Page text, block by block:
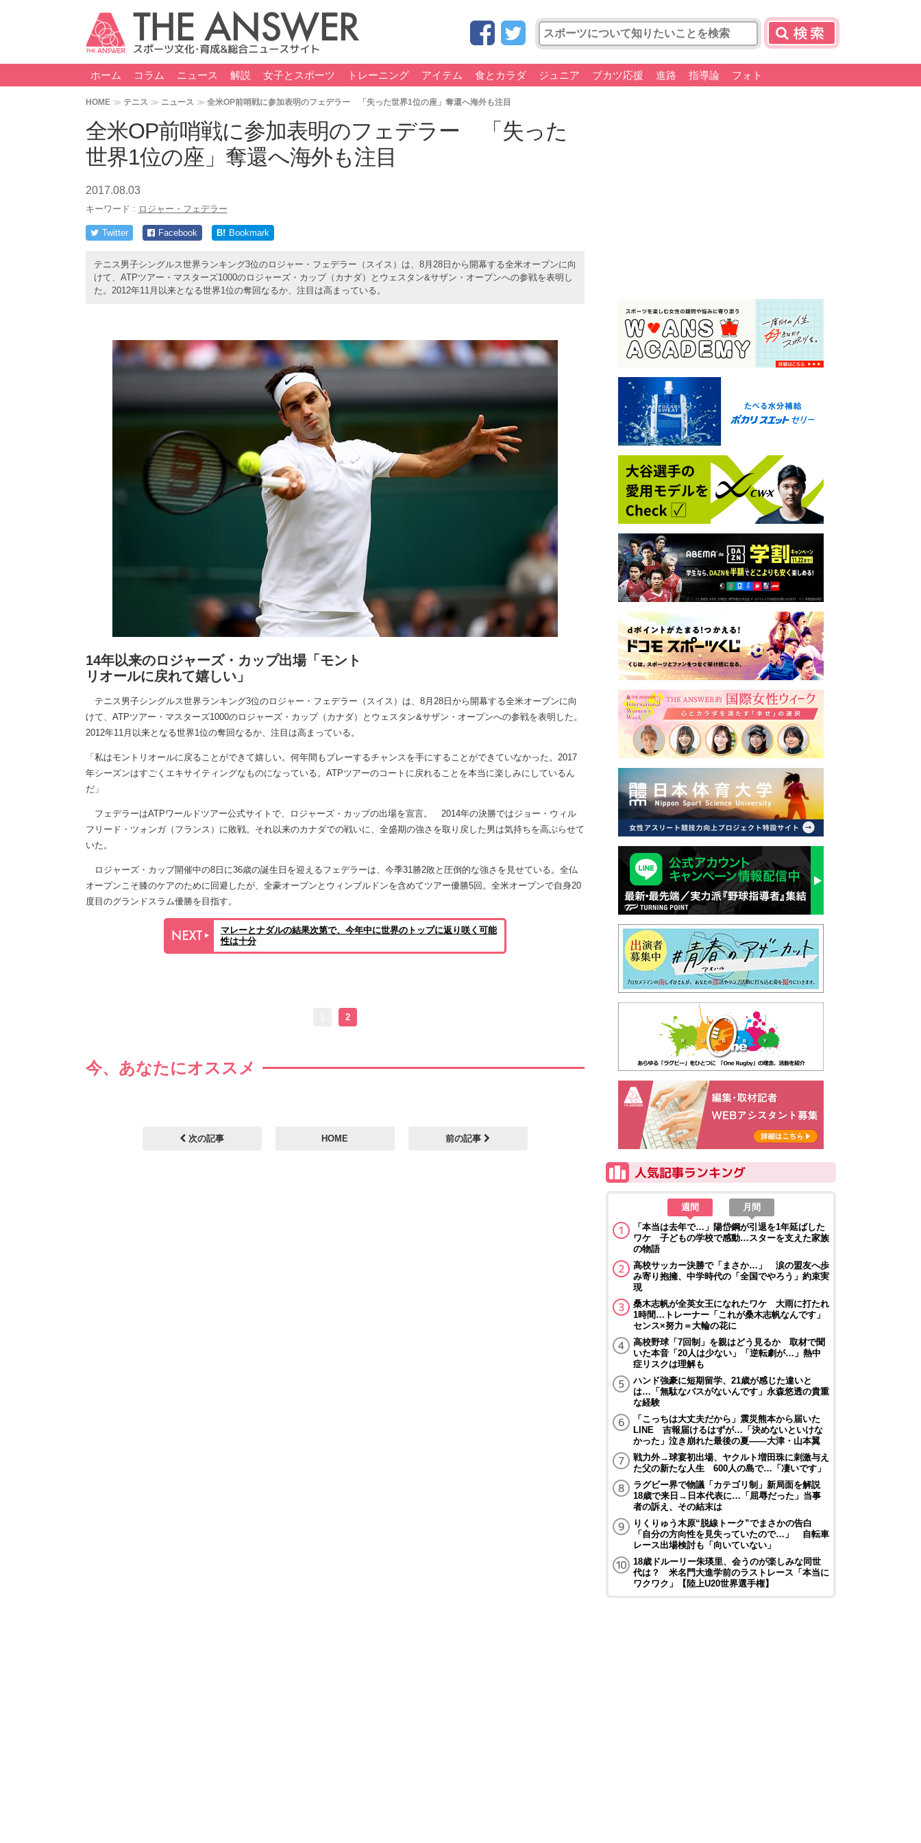
ホーム コラム ニュース 解説 女子とスポーツ トレーニング アイテム 食とカラダ ジュニア ブカツ応援 進路 指導論 フォト
HOME テニス ニュース 全米OP前哨戦に参加表明のフェデラー 「失った世界1位の座」奪還へ海外も注目
全米OP前哨戦に参加表明のフェデラー 「失った
世界1位の座」奪還へ海外も注目
2017.08.03
キーワード : ロジャー・フェデラー
Twitter Facebook B! Bookmark
テニス男子シングルス世界ランキング3位のロジャー・フェデラー（スイス）は、8月28日から開幕する全米オープンに向
けて、ATPツアー・マスターズ1000のロジャーズ・カップ（カナダ）とウェスタン&サザン・オープンへの参戦を表明し
た。2012年11月以来となる世界1位の奪回なるか、注目は高まっている。
14年以来のロジャーズ・カップ出場「モント
リオールに戻れて嬉しい」
テニス男子シングルス世界ランキング3位のロジャー・フェデラー（スイス）は、8月28日から開幕する全米オープンに向
けて、ATPツアー・マスターズ1000のロジャーズ・カップ（カナダ）とウェスタン&サザン・オープンへの参戦を表明した。
2012年11月以来となる世界1位の奪回なるか、注目は高まっている。
「私はモントリオールに戻ることができて嬉しい。何年間もプレーするチャンスを手にすることができていなかった。2017
年シーズンはすごくエキサイティングなものになっている。ATPツアーのコートに戻れることを本当に楽しみにしているん
だ」
フェデラーはATPワールドツアー公式サイトで、ロジャーズ・カップの出場を宣言。 2014年の決勝ではジョー・ウィル
フリード・ツォンガ（フランス）に敗戦。それ以来のカナダでの戦いに、全盛期の強さを取り戻した男は気持ちを高ぶらせて
いた。
ロジャーズ・カップ開催中の8日に36歳の誕生日を迎えるフェデラーは、今季31勝2敗と圧倒的な強さを見せている。全仏
オープンこそ膝のケアのために回避したが、全豪オープンとウィンブルドンを含めてツアー優勝5回。全米オープンで自身20
度目のグランドスラム優勝を目指す。
マレーとナダルの結果次第で、今年中に世界のトップに返り咲く可能
性は十分
2
今、あなたにオススメ
次の記事 HOME 前の記事
週間
月間
「本当は去年で…」陽岱鋼が引退を1年延ばした
ワケ 子どもの学校で感動…スターを支えた家族
の物語
高校サッカー決勝で「まさか…」 涙の盟友へ歩
み寄り抱擁、中学時代の「全国でやろう」約束実
現
桑木志帆が全英女王になれたワケ 大雨に打たれ
1時間…トレーナー「これが桑木志帆なんです」
センス×努力＝大輪の花に
高校野球「7回制」を親はどう見るか 取材で聞
いた本音「20人は少ない」「逆転劇が…」熱中
症リスクは理解も
ハンド強豪に短期留学、21歳が感じた違いと
は…「無駄なパスがないんです」永森悠透の貴重
な経験
「こっちは大丈夫だから」震災熊本から届いた
LINE 吉報届けるはずが…「決めないといけな
かった」泣き崩れた最後の夏――大津・山本翼
戦力外→球宴初出場、ヤクルト増田珠に刺激与え
た父の新たな人生 600人の島で…「凄いです」
ラグビー界で物議「カテゴリ制」新局面を解説
18歳で来日→日本代表に…「屈辱だった」当事
者の訴え、その結末は
りくりゅう木原“脱線トーク”でまさかの告白
「自分の方向性を見失っていたので…」 自転車
レース出場検討も「向いていない」
18歳ドルーリー朱瑛里、会うのが楽しみな同世
代は？ 米名門大進学前のラストレース「本当に
ワクワク」【陸上U20世界選手権】